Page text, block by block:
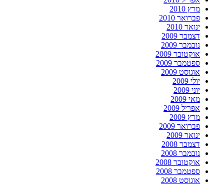
מרץ 2010
פברואר 2010
ינואר 2010
דצמבר 2009
נובמבר 2009
אוקטובר 2009
ספטמבר 2009
אוגוסט 2009
יולי 2009
יוני 2009
מאי 2009
אפריל 2009
מרץ 2009
פברואר 2009
ינואר 2009
דצמבר 2008
נובמבר 2008
אוקטובר 2008
ספטמבר 2008
אוגוסט 2008